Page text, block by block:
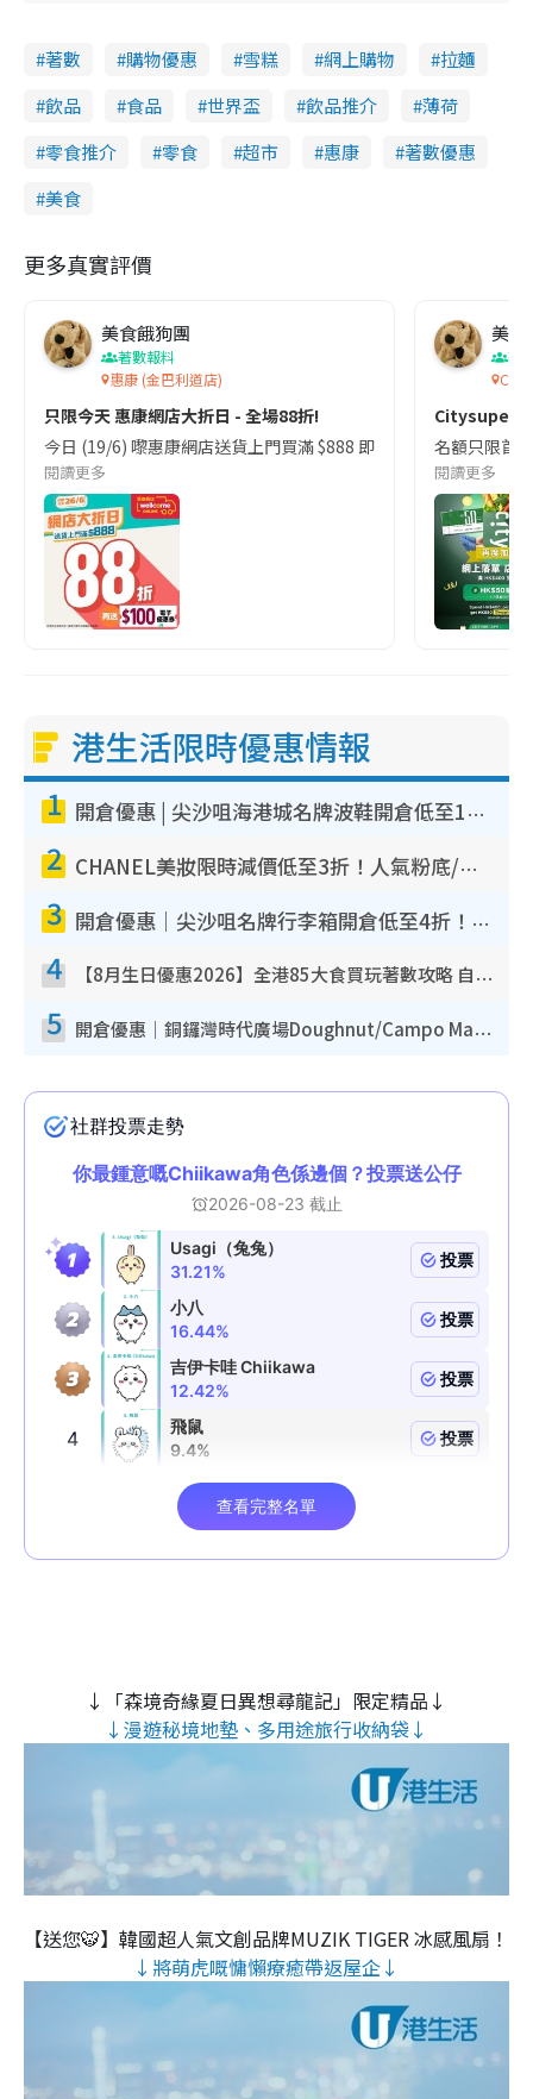
著數 購物優惠 雪糕 網上購物
拉麵
飲品
食品 世界盃 飲品推介
薄荷
零食推介
零食 超市 惠康
著數優惠
美食
更多真實評價
美食餓狗團
著數報料
惠康 (金巴利道店)
只限今天 惠康網店大折日 - 全場88折!
今日 (19/6) 嚟惠康網店送貨上門買滿 $888 即享 88 折,再送$100
閱讀更多
美食
著
Citysuper
名額只限首
閱讀更多
港生活限時優惠情報
1 開倉優惠 | 尖沙咀海港城名牌波鞋開倉低至1折！On鞋$899起／Joy&Peace鞋履$98起
2 CHANEL美妝限時減價低至3折！人氣粉底/唇膏/精華液低至$275！COCO香水都有平
3 開倉優惠｜尖沙咀名牌行李箱開倉低至4折！一連5日 American Tourister/ace./Hallmark $200起！
4 【8月生日優惠2026】全港85大食買玩著數攻略 自助餐/火鍋放題同行免費＋誠品/DONKI送現金券
5 開倉優惠｜銅鑼灣時代廣場Doughnut/Campo Marzio開倉低至1折！背囊、書包、手袋劈價$200起
↓「森境奇緣夏日異想尋龍記」限定精品↓
↓漫遊秘境地墊、多用途旅行收納袋↓
【送您🐯】韓國超人氣文創品牌MUZIK TIGER 冰感風扇！
↓將萌虎嘅慵懶療癒帶返屋企↓